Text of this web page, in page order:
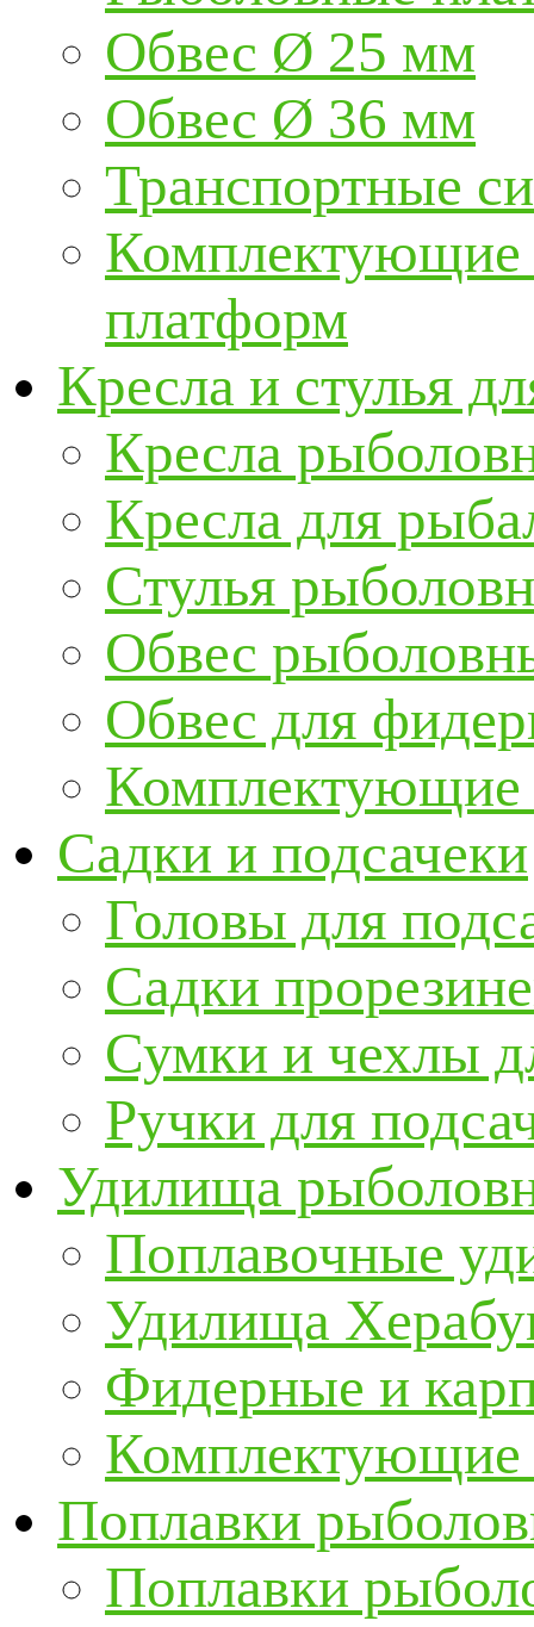
Обвес Ø 25 мм
Обвес Ø 36 мм
Транспортные
Комплектующие
платформ
Кресла и стулья
Кресла
Кресла для
Стулья
Обвес
Обвес для
Комплектующие
Садки и подсачеки
Головы для
Садки
Сумки и чехлы
Ручки для
Удилища
Поплавочные
Удилища
Фидерные и
Поплавки
Поплавки